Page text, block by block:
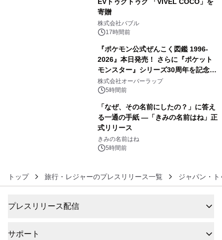
寄贈
株式会社バブル
17時間前
『ポケモン公式ぜんこく図鑑 1996-
2026』本日発売！ さらに『ポケット
モンスター』シリーズ30周年を記念し
た画集『ポケットモンスター ビジュア
ルアートブック』の発売決定！ 2026
株式会社オーバーラップ
5時間前
「なぜ、その名前にしたの？」に答え
る一通の手紙 ―「きみの名前はね」正
式リリース
きみの名前はね
5時間前
トップ 旅行・レジャーのプレスリリース一覧 ジャパン・
プレスリリース配信
サポート